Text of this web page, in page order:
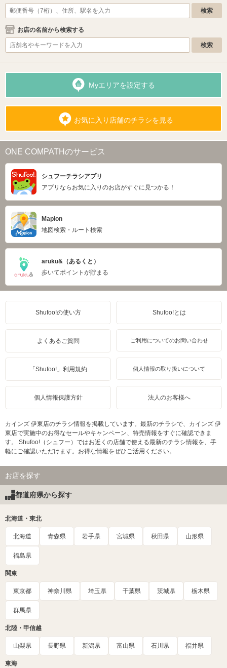
お店の名前から検索する
Myエリアを設定する
お気に入り店舗のチラシを見る
ONE COMPATHのサービス
シュフーチラシアプリ
アプリならお気に入りのお店がすぐに見つかる！
Mapion
地図検索・ルート検索
aruku&（あるくと）
歩いてポイントが貯まる
Shufoo!の使い方 Shufoo!とは
よくあるご質問 ご利用についてのお問い合わせ
「Shufoo!」利用規約 個人情報の取り扱いについて
個人情報保護方針 法人のお客様へ
カインズ 伊東店のチラシ情報を掲載しています。最新のチラシで、カインズ 伊
東店で実施中のお得なセールやキャンペーン、特売情報をすぐに確認できま
す。 Shufoo!（シュフー）ではお近くの店舗で使える最新のチラシ情報を、手
軽にご確認いただけます。お得な情報をぜひご活用ください。
お店を探す
都道府県から探す
北海道・東北
北海道 青森県 岩手県 宮城県 秋田県 山形県
福島県
関東
東京都 神奈川県 埼玉県 千葉県 茨城県 栃木県
群馬県
北陸・甲信越
山梨県 長野県 新潟県 富山県 石川県 福井県
東海